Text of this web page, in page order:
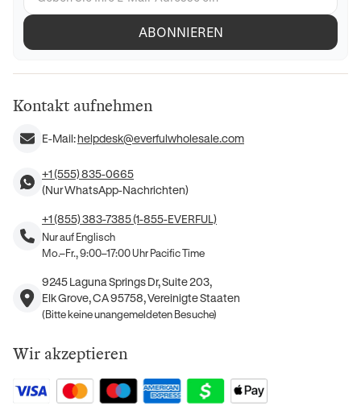
ABONNIEREN
Kontakt aufnehmen
E-Mail:helpdesk@everfulwholesale.com
+1 (555) 835-0665
(Nur WhatsApp-Nachrichten)
+1 (855) 383-7385 (1-855-EVERFUL)
Nur auf Englisch
Mo.–Fr., 9:00–17:00 Uhr Pacific Time
9245 Laguna Springs Dr, Suite 203,
Elk Grove, CA 95758, Vereinigte Staaten
(Bitte keine unangemeldeten Besuche)
Wir akzeptieren